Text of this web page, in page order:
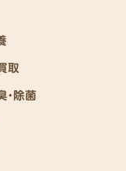
取
・除菌